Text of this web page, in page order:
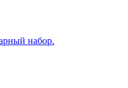
набор.